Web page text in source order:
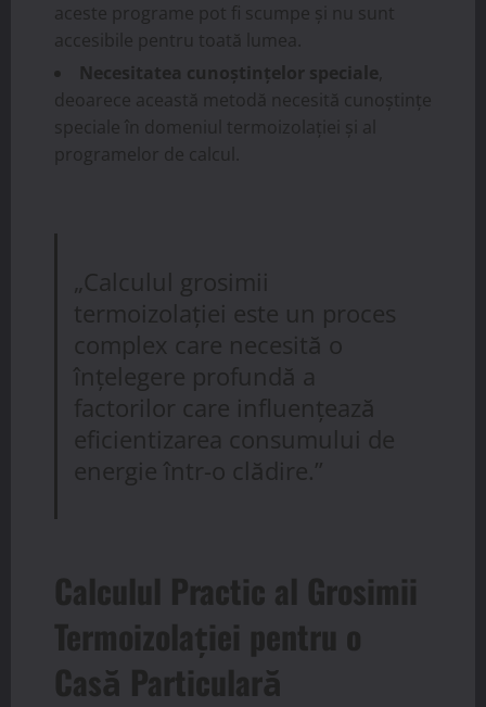
aceste programe pot fi scumpe și nu sunt
accesibile pentru toată lumea.
Necesitatea cunoștințelor speciale,
deoarece această metodă necesită cunoștințe
speciale în domeniul termoizolației și al
programelor de calcul.
„Calculul grosimii
termoizolației este un proces
complex care necesită o
înțelegere profundă a
factorilor care influențează
eficientizarea consumului de
energie într-o clădire.”
Calculul Practic al Grosimii
Termoizolației pentru o
Casă Particulară